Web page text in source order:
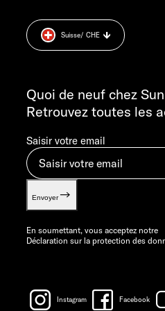
DU LUNDI AU JEUDI : 7H30 –
LE VENDREDI : 8H30 - 12H00
info@sunlight.de
Cookie Consent
Informations sur le poids.
Quoi de neuf chez
Retrouvez toutes les
Saisir votre email
Envoyer
En soumettant, vous acceptez notre
Déclaration sur la protection des
Instagram Facebook
Suisse/ CHE